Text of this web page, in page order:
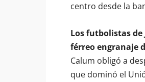
centro desde la
Los futbolistas
férreo engranaje
Calum obligó a
que dominó el